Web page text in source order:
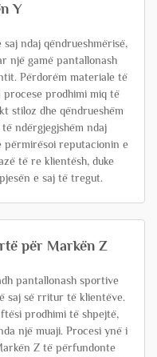
Y
ndaj qëndrueshmërisë,
një gamë pantallonash
Përdorëm materiale të
procese prodhimi miq të
stiloz dhe qëndrueshëm
ndërgjegjshëm ndaj
përmirësoi reputacionin e
të re klientësh, duke
e saj të tregut.
për Markën Z
pantallonash sportive
saj së rritur të klientëve.
prodhimi të shpejtë,
një muaji. Procesi ynë i
Z të përfundonte